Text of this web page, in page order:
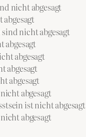
nicht abgesagt
nicht abgesagt
abgesagt
abgesagt
abgesagt
abgesagt
abgesagt
ist nicht abgesagt
abgesagt